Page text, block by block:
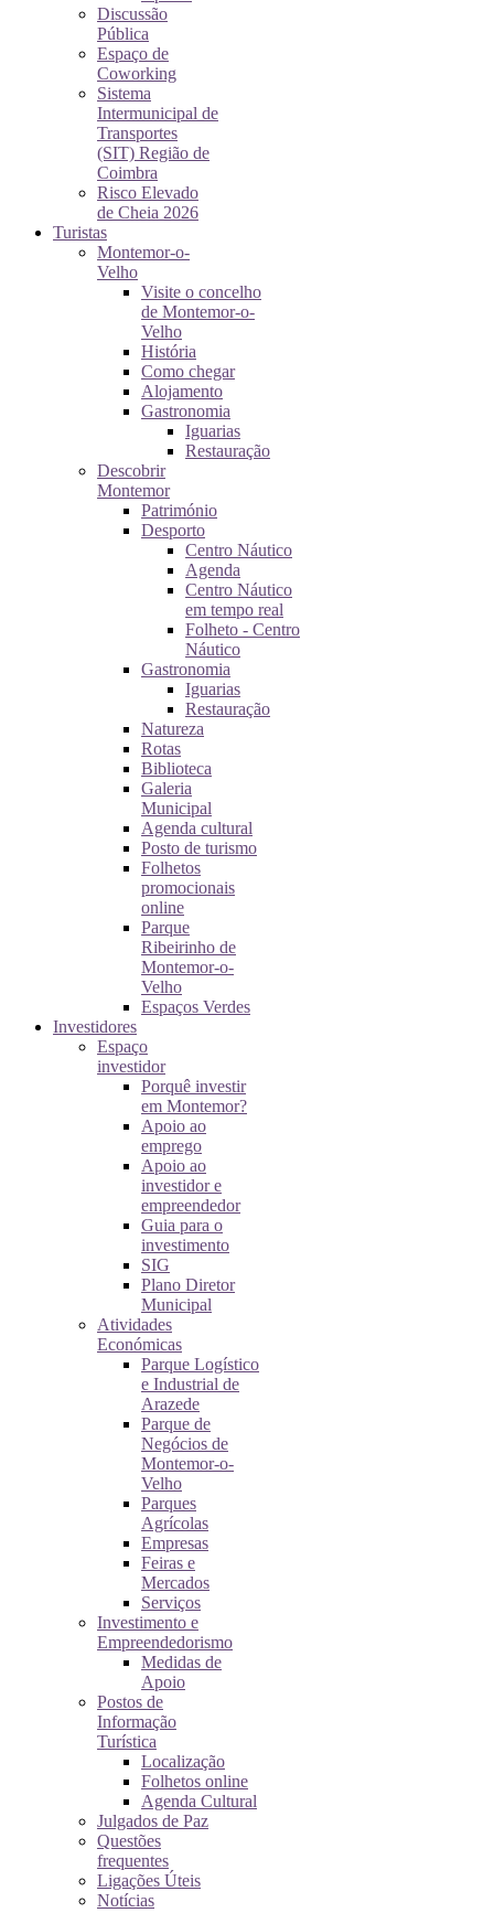
Discussão
Pública
Espaço de
Coworking
Sistema
Intermunicipal de
Transportes
(SIT) Região de
Coimbra
Risco Elevado
de Cheia 2026
Turistas
Montemor-o-
Velho
Visite o concelho
de Montemor-o-
Velho
História
Como chegar
Alojamento
Gastronomia
Iguarias
Restauração
Descobrir
Montemor
Património
Desporto
Centro Náutico
Agenda
Centro Náutico
em tempo real
Folheto - Centro
Náutico
Gastronomia
Iguarias
Restauração
Natureza
Rotas
Biblioteca
Galeria
Municipal
Agenda cultural
Posto de turismo
Folhetos
promocionais
online
Parque
Ribeirinho de
Montemor-o-
Velho
Espaços Verdes
Investidores
Espaço
investidor
Porquê investir
em Montemor?
Apoio ao
emprego
Apoio ao
investidor e
empreendedor
Guia para o
investimento
SIG
Plano Diretor
Municipal
Atividades
Económicas
Parque Logístico
e Industrial de
Arazede
Parque de
Negócios de
Montemor-o-
Velho
Parques
Agrícolas
Empresas
Feiras e
Mercados
Serviços
Investimento e
Empreendedorismo
Medidas de
Apoio
Postos de
Informação
Turística
Localização
Folhetos online
Agenda Cultural
Julgados de Paz
Questões
frequentes
Ligações Úteis
Notícias